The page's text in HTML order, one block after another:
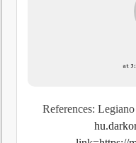
References: